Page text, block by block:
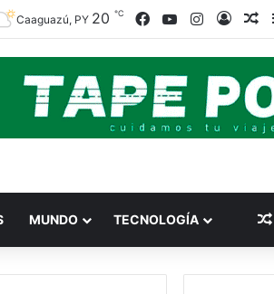
Caaguazú, PY 20 ℃ Facebook
YouTubeInstagram
MUNDO TECNOLOGÍA